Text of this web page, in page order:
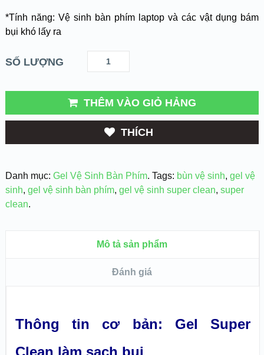
*Tính năng: Vệ sinh bàn phím laptop và các vật dụng bám
bụi khó lấy ra
SỐ LƯỢNG
THÊM VÀO GIỎ HẢNG
THÍCH
Danh mục: Gel Vệ Sinh Bàn Phím. Tags: bùn vệ sinh, gel vệ
sinh, gel vệ sinh bàn phím, gel vệ sinh super clean, super
clean.
Mô tả sản phẩm
Đánh giá
Thông tin cơ bản: Gel Super
Clean làm sạch bụi